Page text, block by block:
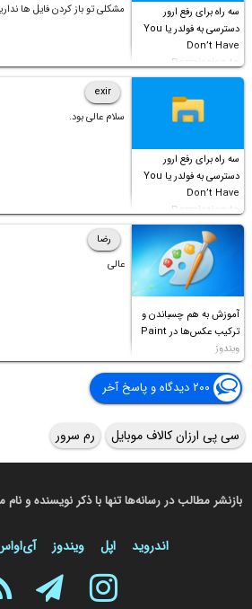
سه راه برای رفع ارور
دسترسی به فولدر یا You
Don’t Have
Permission to
Access this folder
مشکلی تو باز کردن فایل ها
سه راه برای رفع ارور
دسترسی به فولدر یا You
Don’t Have
Permission to
Access this folder
exir
سلام عالی بود.
آموزش به هم چسباندن و
ترکیب عکس‌ها در Paint
ویندوز
رضا
عالی
۲۰۰ دیدگاه و پاسخ آخر
سی پی ارزان کالاف موبایل رم سرور
بازنشر مطالب در رسانه‌ها تنها با ذکر نویسنده و نام
اندروید اپل ویندوز